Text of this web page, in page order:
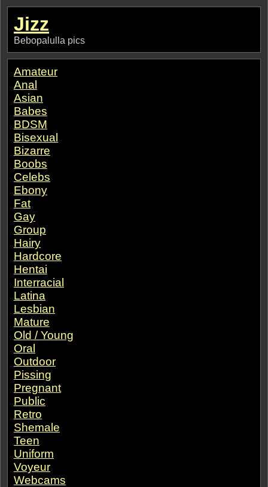
Jizz
Bebopalulla pics
Amateur
Anal
Asian
Babes
BDSM
Bisexual
Bizarre
Boobs
Celebs
Ebony
Fat
Gay
Group
Hairy
Hardcore
Hentai
Interracial
Latina
Lesbian
Mature
Old / Young
Oral
Outdoor
Pissing
Pregnant
Public
Retro
Shemale
Teen
Uniform
Voyeur
Webcams